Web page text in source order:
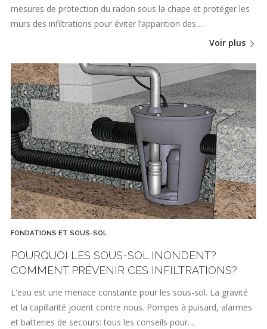
mesures de protection du radon sous la chape et protéger les
murs des infiltrations pour éviter l’apparition des…
Voir plus
FONDATIONS ET SOUS-SOL
POURQUOI LES SOUS-SOL INONDENT?
COMMENT PRÉVENIR CES INFILTRATIONS?
L'eau est une menace constante pour les sous-sol. La gravité
et la capillarité jouent contre nous. Pompes à puisard, alarmes
et batteries de secours: tous les conseils pour…